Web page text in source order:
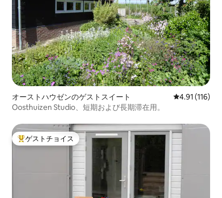
オーストハウゼンのゲストスイート レビュー116
4.91 (116)
Oosthuizen Studio、短期および長期滞在用。
大好評のゲストチョイスです。
ゲストチョイス